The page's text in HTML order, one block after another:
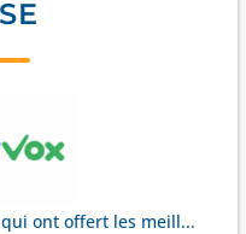
ont offert les meill...